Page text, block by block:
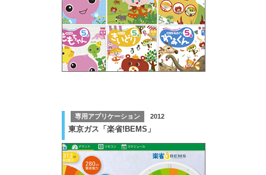
専用アプリケーション 2012
東京ガス「楽省!BEMS」